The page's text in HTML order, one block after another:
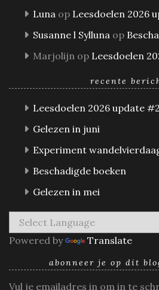
Luna op Leesdoelen 2026
Susanne l Sylluna op
Marjolijn op Leesdoelen
recente
Leesdoelen 2026 update #2
Gelezen in juni
Experiment
Beschadigde boeken
Gelezen in mei
Powered by Translate
abonneer je op dit
Vul je emailadres in om in te